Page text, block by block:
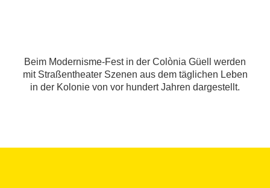
Beim Modernisme-Fest in der Colònia Güell werden
mit Straßentheater Szenen aus dem täglichen Leben
in der Kolonie von vor hundert Jahren dargestellt.